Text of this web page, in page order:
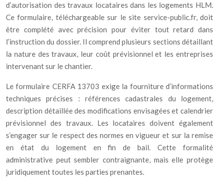
d’autorisation des travaux locataires dans les logements HLM.
Ce formulaire, téléchargeable sur le site service-public.fr, doit
être complété avec précision pour éviter tout retard dans
l’instruction du dossier. Il comprend plusieurs sections détaillant
la nature des travaux, leur coût prévisionnel et les entreprises
intervenant sur le chantier.
Le formulaire CERFA 13703 exige la fourniture d’informations
techniques précises : références cadastrales du logement,
description détaillée des modifications envisagées et calendrier
prévisionnel des travaux. Les locataires doivent également
s’engager sur le respect des normes en vigueur et sur la remise
en état du logement en fin de bail. Cette formalité
administrative peut sembler contraignante, mais elle protège
juridiquement toutes les parties prenantes.